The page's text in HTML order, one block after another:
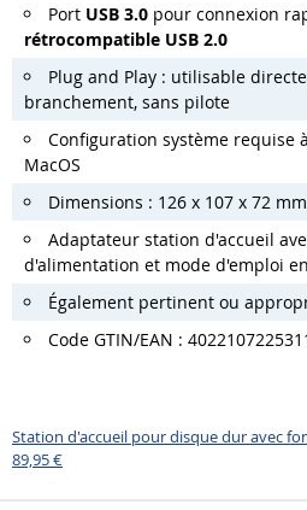
Port USB 3.0 pour connexion
rétrocompatible USB 2.0
Plug and Play : utilisable
branchement, sans pilote
Configuration système requise
MacOS
Dimensions : 126 x 107 x 72
Adaptateur station d'accueil
d'alimentation et mode d'emploi
Également pertinent ou
Code GTIN/EAN :
Station d'accueil pour disque dur avec
89,95 €